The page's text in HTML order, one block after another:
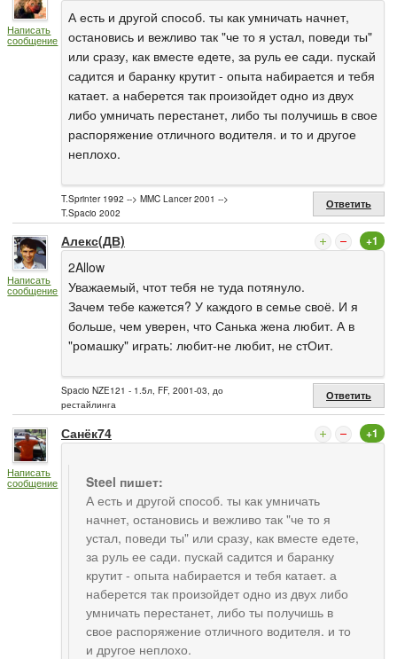
Написать
сообщение
А есть и другой способ. ты как умничать начнет,
остановись и вежливо так "че то я устал, поведи ты"
или сразу, как вместе едете, за руль ее сади. пускай
садится и баранку крутит - опыта набирается и тебя
катает. а наберется так произойдет одно из двух
либо умничать перестанет, либо ты получишь в свое
распоряжение отличного водителя. и то и другое
неплохо.
T.Sprinter 1992 --> MMC Lancer 2001 -->
T.Spacio 2002
Ответить
Написать
сообщение
Алекс(ДВ) +1
2Allow
Уважаемый, чтот тебя не туда потянуло.
Зачем тебе кажется? У каждого в семье своё. И я
больше, чем уверен, что Санька жена любит. А в
"ромашку" играть: любит-не любит, не стОит.
Spacio NZE121 - 1.5л, FF, 2001-03, до
рестайлинга
Ответить
Написать
сообщение
Санёк74 +1
Steel пишет:
А есть и другой способ. ты как умничать
начнет, остановись и вежливо так "че то я
устал, поведи ты" или сразу, как вместе едете,
за руль ее сади. пускай садится и баранку
крутит - опыта набирается и тебя катает. а
наберется так произойдет одно из двух либо
умничать перестанет, либо ты получишь в
свое распоряжение отличного водителя. и то
и другое неплохо.